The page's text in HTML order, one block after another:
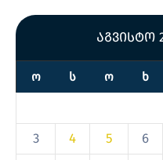
აგვისტო
Ო Ს Ო Ხ
3
4 5 6